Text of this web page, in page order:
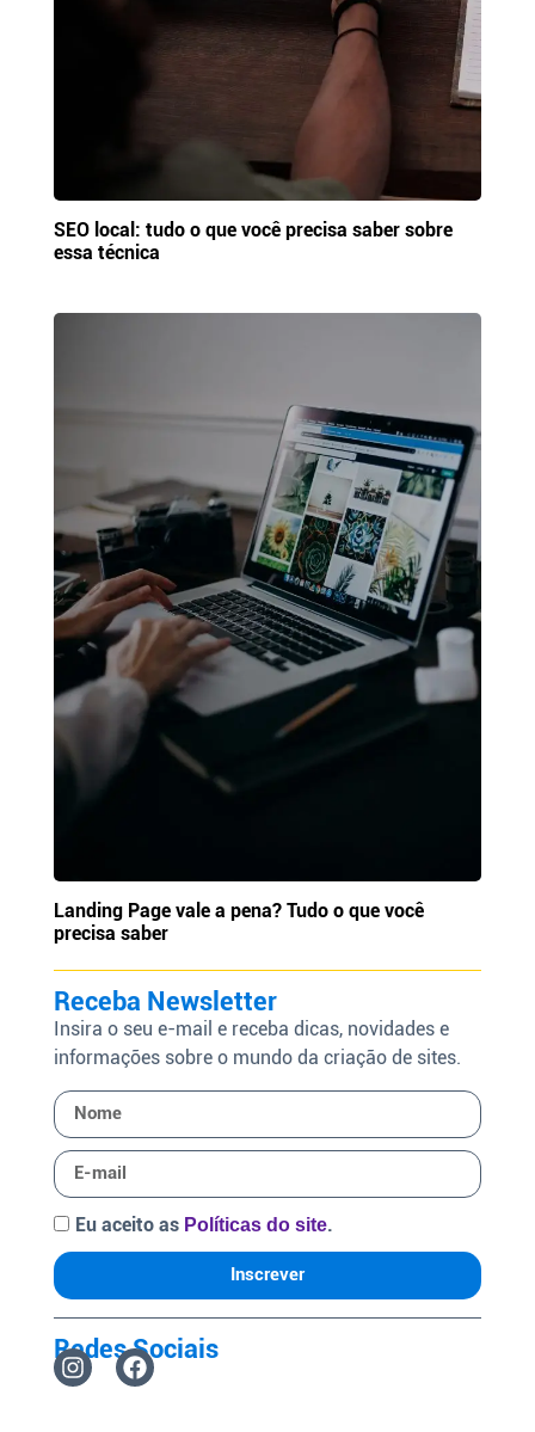
SEO local: tudo o que você precisa saber sobre
essa técnica
Landing Page vale a pena? Tudo o que você
precisa saber
Receba Newsletter
Insira o seu e-mail e receba dicas, novidades e
informações sobre o mundo da criação de sites.
Eu aceito as Políticas do site.
Inscrever
Redes Sociais